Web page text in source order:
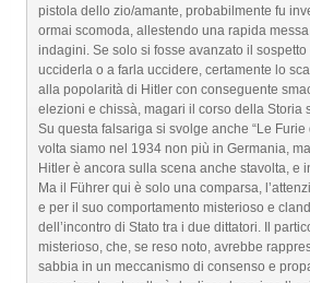
pistola dello zio/amante, probabilmente fu
ormai scomoda, allestendo una rapida
indagini. Se solo si fosse avanzato il
ucciderla o a farla uccidere, certamente lo
alla popolarità di Hitler con conseguente
elezioni e chissà, magari il corso della Storia
Su questa falsariga si svolge anche “Le Furie
volta siamo nel 1934 non più in Germania,
Hitler è ancora sulla scena anche stavolta, e
Ma il Führer qui è solo una comparsa,
e per il suo comportamento misterioso e
dell’incontro di Stato tra i due dittatori. Il
misterioso, che, se reso noto, avrebbe
sabbia in un meccanismo di consenso e